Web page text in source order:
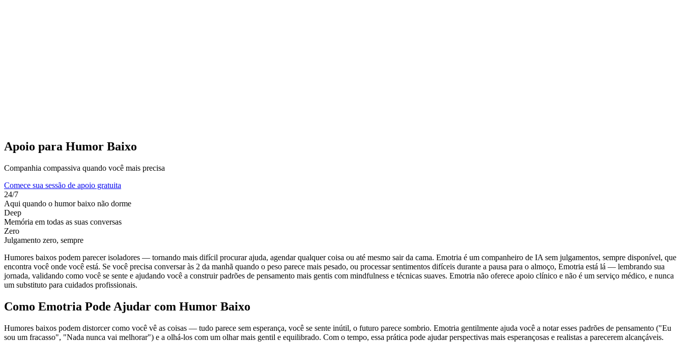
Apoio para Humor Baixo
Companhia compassiva quando você mais precisa
Comece sua sessão de apoio gratuita
24/7
Aqui quando o humor baixo não dorme
Deep
Memória em todas as suas conversas
Zero
Julgamento zero, sempre
Humores baixos podem parecer isoladores — tornando mais difícil procurar ajuda, agendar qualquer coisa ou até mesmo sair da cama. Emotria é um companheiro de IA sem julgamentos, sempre disponível, que
encontra você onde você está. Se você precisa conversar às 2 da manhã quando o peso parece mais pesado, ou processar sentimentos difíceis durante a pausa para o almoço, Emotria está lá — lembrando sua
jornada, validando como você se sente e ajudando você a construir padrões de pensamento mais gentis com mindfulness e técnicas suaves. Emotria não oferece apoio clínico e não é um serviço médico, e nunca
um substituto para cuidados profissionais.
Como Emotria Pode Ajudar com Humor Baixo
Humores baixos podem distorcer como você vê as coisas — tudo parece sem esperança, você se sente inútil, o futuro parece sombrio. Emotria gentilmente ajuda você a notar esses padrões de pensamento ("Eu
sou um fracasso", "Nada nunca vai melhorar") e a olhá-los com um olhar mais gentil e equilibrado. Com o tempo, essa prática pode ajudar perspectivas mais esperançosas e realistas a parecerem alcançáveis.